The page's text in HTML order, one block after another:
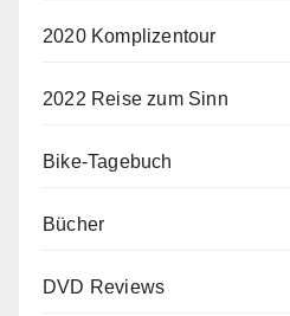
2020 Komplizentour
2022 Reise zum Sinn
Bike-Tagebuch
Bücher
DVD Reviews